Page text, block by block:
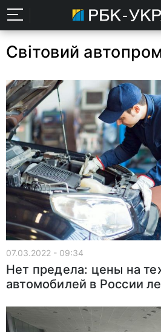
Світовий
07.03.2022 - 09:34
Нет предела: цены на
автомобилей в России